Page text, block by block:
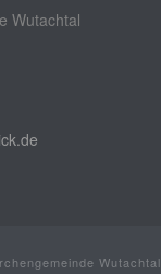
Wutachtal
Wutachtal